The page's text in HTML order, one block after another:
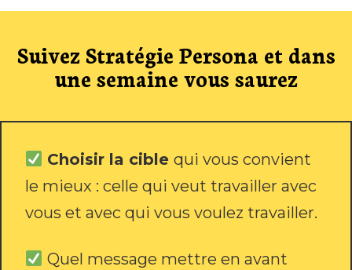
Suivez Stratégie Persona et dans
une semaine vous saurez
Choisir la cible qui vous convient
le mieux : celle qui veut travailler avec
vous et avec qui vous voulez travailler.
Quel message mettre en avant